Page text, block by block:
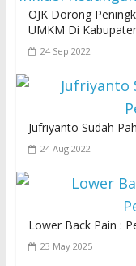
OJK Dorong
UMKM Di
24 Sep 2022
Jufriyanto Sudah
24 Aug 2022
Lower Back Pain :
23 May 2025